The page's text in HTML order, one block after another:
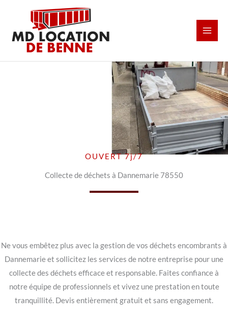
contenu
OUVERT 7j/7
Collecte de déchets à Dannemarie 78550
Ne vous embêtez plus avec la gestion de vos déchets encombrants à
Dannemarie et sollicitez les services de notre entreprise pour une
collecte des déchets efficace et responsable. Faites confiance à
notre équipe de professionnels et vivez une prestation en toute
tranquillité. Devis entièrement gratuit et sans engagement.